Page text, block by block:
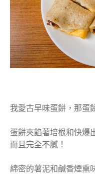
我愛古早味蛋餅，那蛋
蛋餅夾餡著培根和快爆
而且完全不膩！
綿密的薯泥和鹹香煙熏